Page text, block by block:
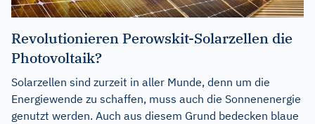
Revolutionieren Perowskit-Solarzellen die
Photovoltaik?
Solarzellen sind zurzeit in aller Munde, denn um die
Energiewende zu schaffen, muss auch die Sonnenenergie
genutzt werden. Auch aus diesem Grund bedecken blaue